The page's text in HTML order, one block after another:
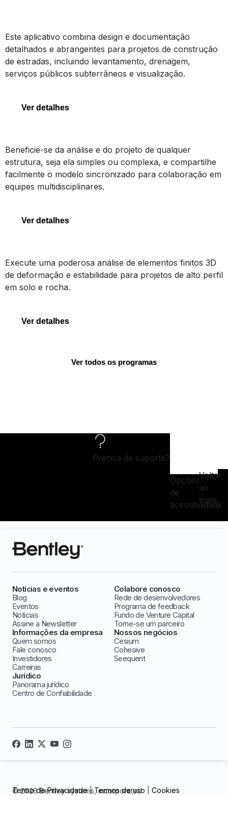
OpenRoads Designer
Este aplicativo combina design e documentação
detalhados e abrangentes para projetos de construção
de estradas, incluindo levantamento, drenagem,
serviços públicos subterrâneos e visualização.
Ver detalhes
STAAD
Beneficie-se da análise e do projeto de qualquer
estrutura, seja ela simples ou complexa, e compartilhe
facilmente o modelo sincronizado para colaboração em
equipes multidisciplinares.
Ver detalhes
Execute uma poderosa análise de elementos finitos 3D
de deformação e estabilidade para projetos de alto perfil
em solo e rocha.
Ver detalhes
Ver todos os programas
Precisa de suporte?
Opções
de
acessibilidade
Voltar
ao
topo
Notícias e eventos
Blog
Eventos
Notícias
Assine a Newsletter
Colabore conosco
Rede de desenvolvedores
Programa de feedback
Fundo de Venture Capital
Torne-se um parceiro
Informações da empresa
Quem somos
Fale conosco
Investidores
Carreiras
Nossos negócios
Cesium
Cohesive
Seequent
Jurídico
Panorama jurídico
Centro de Confiabilidade
© 2026 Bentley systems, incorporated
Termo de Privacidade|Termos de uso Cookies